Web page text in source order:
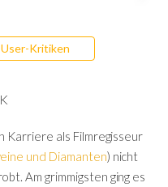
User-Kritiken
Karriere als Filmregisseur
und Diamanten) nicht
Am grimmigsten ging es